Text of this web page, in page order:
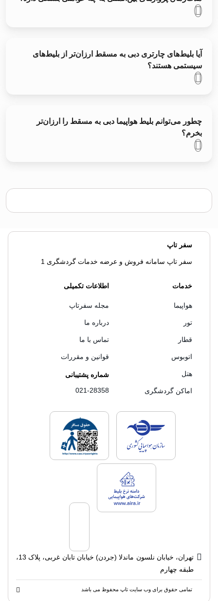
آیا بلیط‌های چارتری دبی به مسقط ارزان‌تر از بلیط‌های
سیستمی هستند؟
چطور می‌توانم بلیط هواپیما دبی به مسقط را ارزان‌تر
بخرم؟
سفر تاپ
سفر تاپ سامانه فروش و عرضه خدمات گردشگری 1
خدمات
هواپیما
تور
قطار
اتوبوس
هتل
اماکن گردشگری
اطلاعات تکمیلی
مجله سفرتاپ
درباره ما
تماس با ما
قوانین و مقررات
شماره پشتیبانی
021-28358
لایسنس های فروش سفرتاپلایسنس های
لایسنس های فروش سفرتاپ
تهران، خیابان نلسون ماندلا (جردن) خیابان تابان غربی، پلاک 13،
طبقه چهارم
تمامی حقوق برای وب سایت تاپ محفوظ می باشد